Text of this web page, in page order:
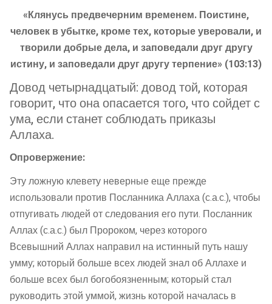
«Клянусь предвечерним временем. Поистине,
человек в убытке, кроме тех, которые уверовали, и
творили добрые дела, и заповедали друг другу
истину, и заповедали друг другу терпение» (103:13)
Довод четырнадцатый: довод той, которая
говорит, что она опасается того, что сойдет с
ума, если станет соблюдать приказы
Аллаха.
Опровержение:
Эту ложную клевету неверные еще прежде
использовали против Посланника Аллаха (с.а.с.), чтобы
отпугивать людей от следования его пути. Посланник
Аллах (с.а.с.) был Пророком, через которого
Всевышний Аллах направил на истинный путь нашу
умму; который больше всех людей знал об Аллахе и
больше всех был богобоязненным; который стал
руководить этой уммой, жизнь которой началась в